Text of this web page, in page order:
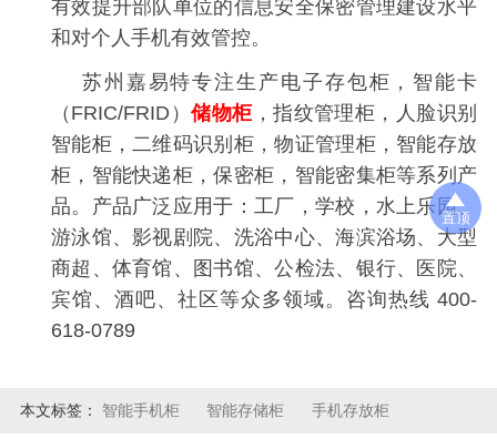
有效提升部队单位的信息安全保密管理建设水平
和对个人手机有效管控。
苏州嘉易特专注生产电子存包柜，智能卡
（FRIC/FRID）储物柜，指纹管理柜，人脸识别
智能柜，二维码识别柜，物证管理柜，智能存放
柜，智能快递柜，保密柜，智能密集柜等系列产
品。产品广泛应用于：工厂，学校，水上乐园、
游泳馆、影视剧院、洗浴中心、海滨浴场、大型
商超、体育馆、图书馆、公检法、银行、医院、
宾馆、酒吧、社区等众多领域。咨询热线 400-
618-0789
本文标签： 智能手机柜 智能存储柜 手机存放柜
置顶